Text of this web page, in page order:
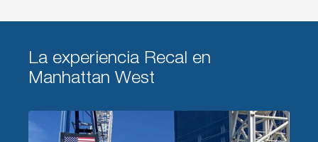
La experiencia Recal en
Manhattan West